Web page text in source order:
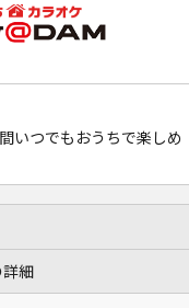
いつでもおうちで楽しめ
詳細